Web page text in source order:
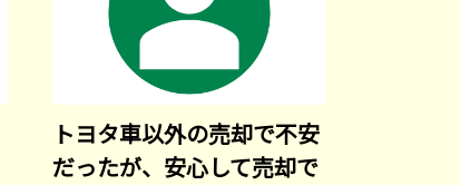
トヨタ車以外の売却で不安
だったが、安心して売却で